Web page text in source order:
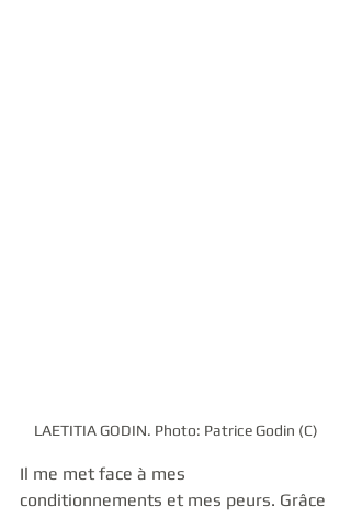
LAETITIA GODIN. Photo: Patrice Godin (C)
Il me met face à mes
conditionnements et mes peurs. Grâce